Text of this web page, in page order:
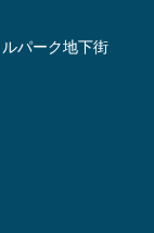
パーク地下街